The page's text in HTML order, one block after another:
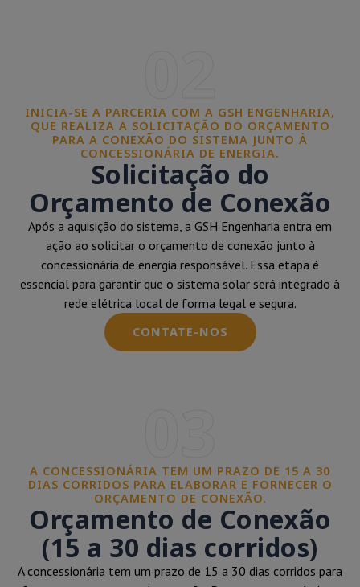
INICIA-SE A PARCERIA COM A GSH ENGENHARIA,
QUE REALIZA A SOLICITAÇÃO DO ORÇAMENTO
PARA A CONEXÃO DO SISTEMA JUNTO À
CONCESSIONÁRIA DE ENERGIA.
Solicitação do
Orçamento de Conexão
Após a aquisição do sistema, a GSH Engenharia entra em
ação ao solicitar o orçamento de conexão junto à
concessionária de energia responsável. Essa etapa é
essencial para garantir que o sistema solar será integrado à
rede elétrica local de forma legal e segura.
CONTATE-NOS
A CONCESSIONÁRIA TEM UM PRAZO DE 15 A 30
DIAS CORRIDOS PARA ELABORAR E FORNECER O
ORÇAMENTO DE CONEXÃO.
Orçamento de Conexão
(15 a 30 dias corridos)
A concessionária tem um prazo de 15 a 30 dias corridos para